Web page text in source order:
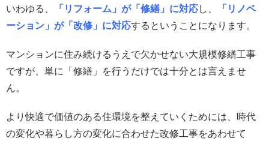
いわゆる、 「リフォーム」が「修繕」に対応し、
「リノベ
ーション」が「改修」に対応するということになります。
マンションに住み続けるうえで欠かせない大規模修繕工事
ですが、単に「修繕」を行うだけでは十分とは言えませ
ん。
より快適で価値のある住環境を整えていくためには、時代
の変化や暮らし方の変化に合わせた改修工事をあわせて